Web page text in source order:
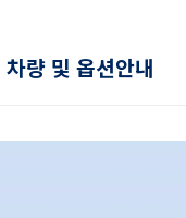
차량 및 옵션안내